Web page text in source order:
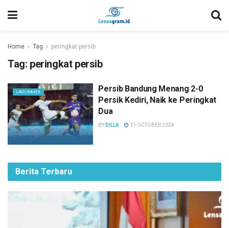
Home Tag peringkat persib
Tag: peringkat persib
LAGIRAME
Persib Bandung Menang 2-0
Persik Kediri, Naik ke Peringkat
Dua
BY DILLA 31 OCTOBER 2024
Berita Terbaru